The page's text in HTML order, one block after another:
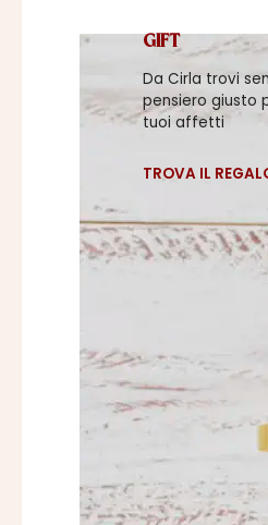
GIFT
Da Cirla trovi
pensiero giusto
tuoi affetti
TROVA IL